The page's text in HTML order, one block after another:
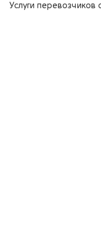
Услуги перевозчиков